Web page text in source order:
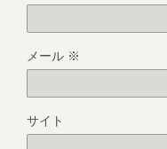
メール ※
サイト